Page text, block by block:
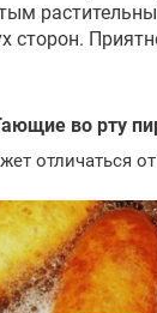
сторон.
во рту
отличаться